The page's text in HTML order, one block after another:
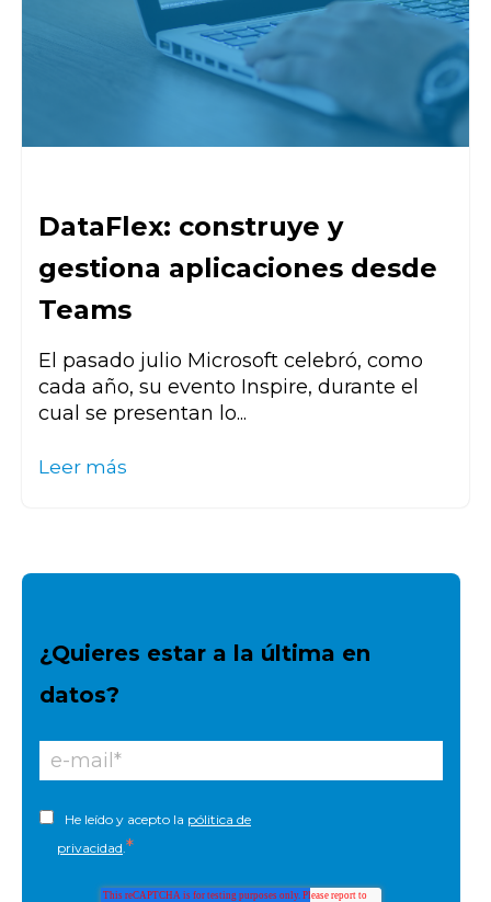
DataFlex: construye y
gestiona aplicaciones desde
Teams
El pasado julio Microsoft celebró, como
cada año, su evento Inspire, durante el
cual se presentan lo...
Leer más
¿Quieres estar a la última en
datos?
He leído y acepto la pólitica de
privacidad *